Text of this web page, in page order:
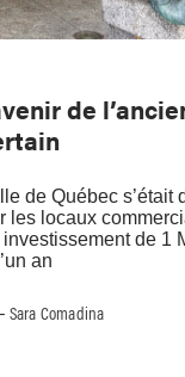
de
de Québec s’était
les locaux
de 1
an
Sara Comadina